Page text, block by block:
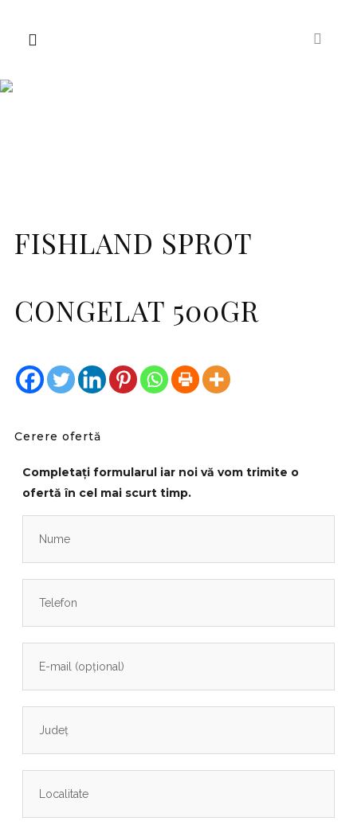
FISHLAND SPROT
CONGELAT 500GR
Cerere ofertă
Completați formularul iar noi vă vom trimite o
ofertă în cel mai scurt timp.